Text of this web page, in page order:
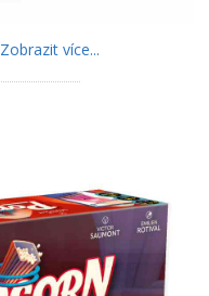
Zobrazit více...